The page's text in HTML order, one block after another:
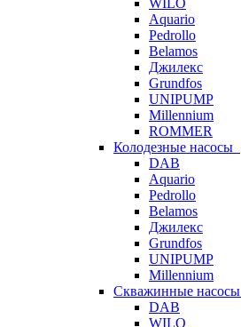
WILO
Aquario
Pedrollo
Belamos
Джилекс
Grundfos
UNIPUMP
Millennium
ROMMER
Колодезные насосы
DAB
Aquario
Pedrollo
Belamos
Джилекс
Grundfos
UNIPUMP
Millennium
Скважинные насосы
DAB
WILO